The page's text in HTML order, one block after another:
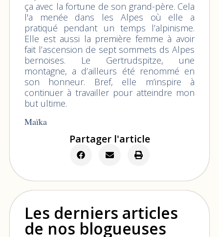
ça avec la fortune de son grand-père. Cela
l'a menée dans les Alpes où elle a
pratiqué pendant un temps l’alpinisme.
Elle est aussi la première femme à avoir
fait l’ascension de sept sommets ds Alpes
bernoises. Le Gertrudspitze, une
montagne, a d’ailleurs été renommé en
son honneur. Bref, elle m’inspire à
continuer à travailler pour atteindre mon
but ultime.
Maïka
Partager l'article
Les derniers articles
de nos blogueuses